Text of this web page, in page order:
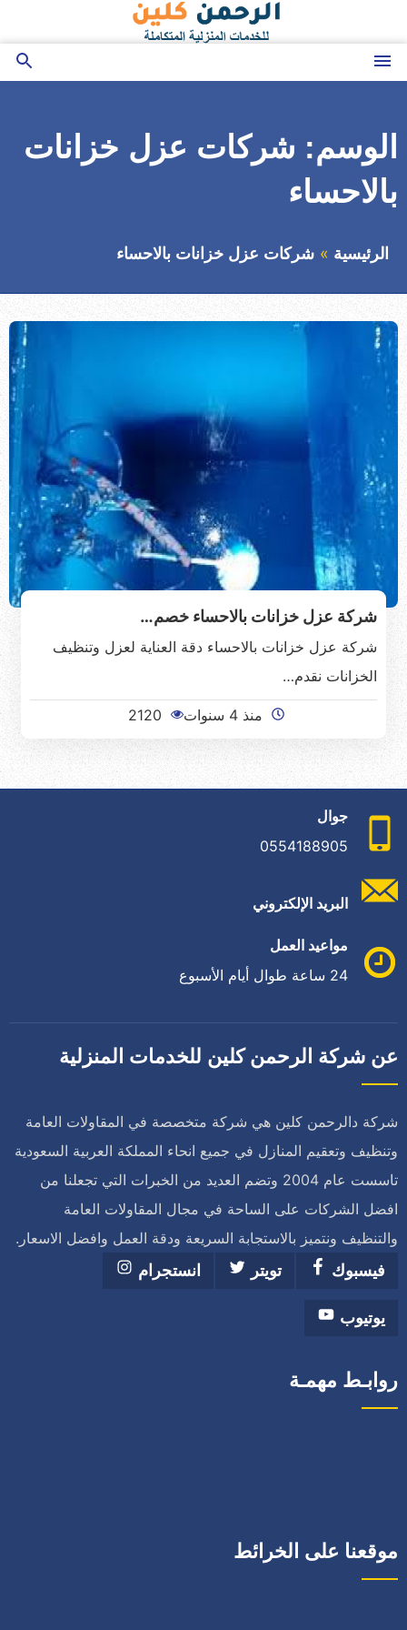
إلى
القائمة
بحث
الوسم: شركات عزل خزانات
بالاحساء
الرئيسية شركات عزل خزانات بالاحساء
شركة عزل خزانات بالاحساء خصم…
شركة عزل خزانات بالاحساء دقة العناية لعزل وتنظيف
الخزانات نقدم…
منذ 4 سنوات 2120
جوال
0554188905
البريد الإلكتروني
مواعيد العمل
24 ساعة طوال أيام الأسبوع
عن شركة الرحمن كلين للخدمات المنزلية
شركة دالرحمن كلين هي شركة متخصصة في المقاولات العامة
وتنظيف وتعقيم المنازل في جميع انحاء المملكة العربية السعودية
تاسست عام 2004 وتضم العديد من الخبرات التي تجعلنا من
افضل الشركات على الساحة في مجال المقاولات العامة
والتنظيف ونتميز بالاستجابة السريعة ودقة العمل وافضل الاسعار.
فيسبوك
تويتر انستجرام
يوتيوب
روابـط مهمـة
موقعنا على الخرائط